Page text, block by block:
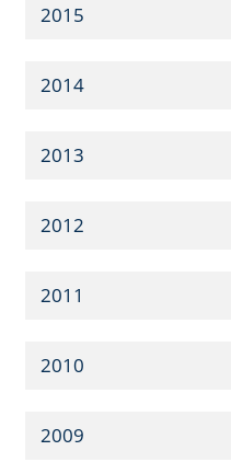
2015
2014
2013
2012
2011
2010
2009